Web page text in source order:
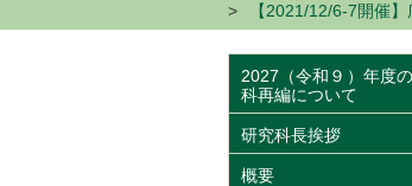
【2021/12/6-7開催
2027（令和９）年度
科再編について
研究科長挨拶
概要